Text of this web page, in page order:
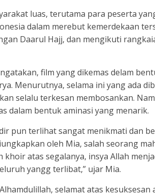
luas, terutama para peserta
dalam merebut kemerdekaan
Daarul Hajj, dan mengikuti
film yang dikemas delam
Menurutnya, selama ini yang ada
selalu terkesan membosankan.
dalam bentuk aminasi yang menarik.
pun terlihat sangat menikmati dan
oleh Mia, salah seorang
atas segalanya, insya Allah
yangg terlibat,” ujar Mia.
selamat atas kesuksesan